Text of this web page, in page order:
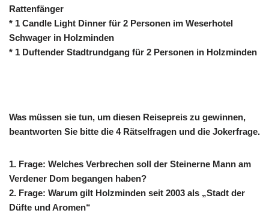
Rattenfänger
* 1 Candle Light Dinner für 2 Personen im Weserhotel
Schwager in Holzminden
* 1 Duftender Stadtrundgang für 2 Personen in Holzminden
Was müssen sie tun, um diesen Reisepreis zu gewinnen,
beantworten Sie bitte die 4 Rätselfragen und die Jokerfrage.
1. Frage: Welches Verbrechen soll der Steinerne Mann am
Verdener Dom begangen haben?
2. Frage: Warum gilt Holzminden seit 2003 als „Stadt der
Düfte und Aromen“